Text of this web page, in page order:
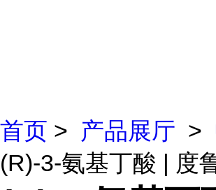
首页 > 产品展厅 >
(R)-3-氨基丁酸 | 度